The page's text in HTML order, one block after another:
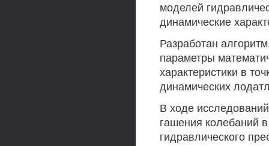
моделей
динамические
Разработан
параметры
характеристики в
динамических
В ходе
гашения колебаний
гидравлического